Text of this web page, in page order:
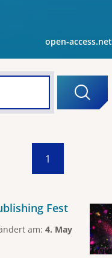
open-
1
Fest
am: 4. May